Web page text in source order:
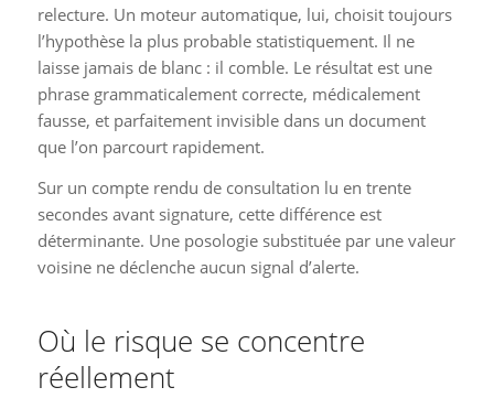
relecture. Un moteur automatique, lui, choisit toujours
l’hypothèse la plus probable statistiquement. Il ne
laisse jamais de blanc : il comble. Le résultat est une
phrase grammaticalement correcte, médicalement
fausse, et parfaitement invisible dans un document
que l’on parcourt rapidement.
Sur un compte rendu de consultation lu en trente
secondes avant signature, cette différence est
déterminante. Une posologie substituée par une valeur
voisine ne déclenche aucun signal d’alerte.
Où le risque se concentre
réellement